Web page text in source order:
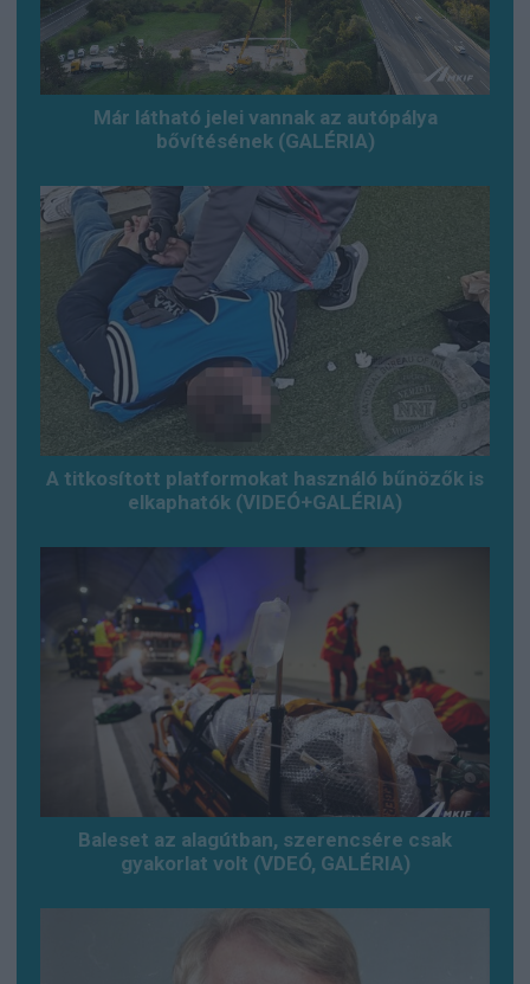
Már látható jelei vannak az autópálya
bővítésének (GALÉRIA)
A titkosított platformokat használó bűnözők is
elkaphatók (VIDEÓ+GALÉRIA)
Baleset az alagútban, szerencsére csak
gyakorlat volt (VDEÓ, GALÉRIA)